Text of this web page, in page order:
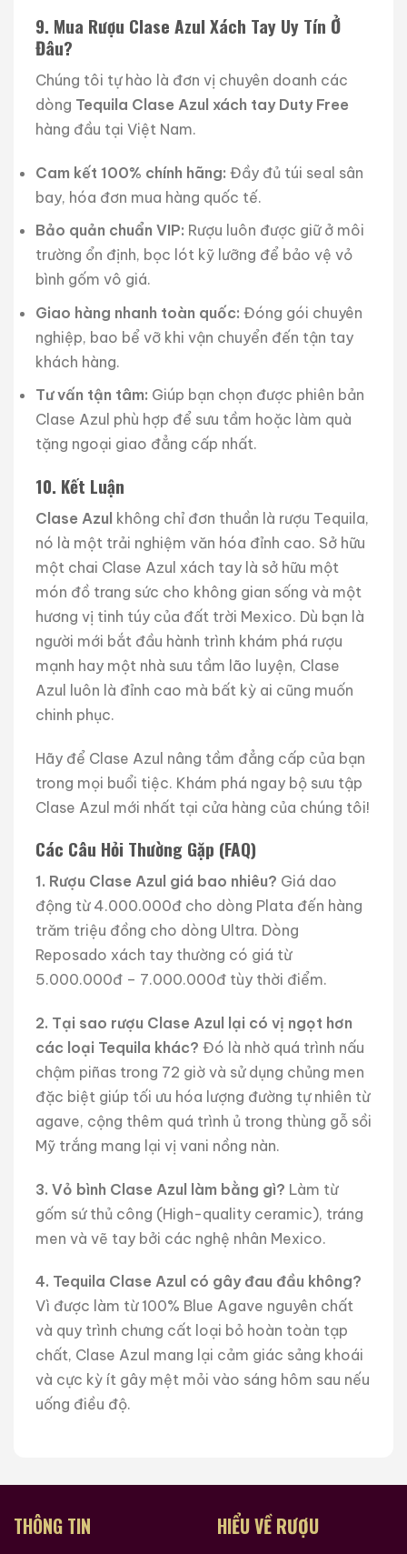
9. Mua Rượu Clase Azul Xách Tay Uy Tín Ở
Đâu?
Chúng tôi tự hào là đơn vị chuyên doanh các
dòng Tequila Clase Azul xách tay Duty Free
hàng đầu tại Việt Nam.
Cam kết 100% chính hãng: Đầy đủ túi seal sân
bay, hóa đơn mua hàng quốc tế.
Bảo quản chuẩn VIP: Rượu luôn được giữ ở môi
trường ổn định, bọc lót kỹ lưỡng để bảo vệ vỏ
bình gốm vô giá.
Giao hàng nhanh toàn quốc: Đóng gói chuyên
nghiệp, bao bể vỡ khi vận chuyển đến tận tay
khách hàng.
Tư vấn tận tâm: Giúp bạn chọn được phiên bản
Clase Azul phù hợp để sưu tầm hoặc làm quà
tặng ngoại giao đẳng cấp nhất.
10. Kết Luận
Clase Azul không chỉ đơn thuần là rượu Tequila,
nó là một trải nghiệm văn hóa đỉnh cao. Sở hữu
một chai Clase Azul xách tay là sở hữu một
món đồ trang sức cho không gian sống và một
hương vị tinh túy của đất trời Mexico. Dù bạn là
người mới bắt đầu hành trình khám phá rượu
mạnh hay một nhà sưu tầm lão luyện, Clase
Azul luôn là đỉnh cao mà bất kỳ ai cũng muốn
chinh phục.
Hãy để Clase Azul nâng tầm đẳng cấp của bạn
trong mọi buổi tiệc. Khám phá ngay bộ sưu tập
Clase Azul mới nhất tại cửa hàng của chúng tôi!
Các Câu Hỏi Thường Gặp (FAQ)
1. Rượu Clase Azul giá bao nhiêu? Giá dao
động từ 4.000.000đ cho dòng Plata đến hàng
trăm triệu đồng cho dòng Ultra. Dòng
Reposado xách tay thường có giá từ
5.000.000đ – 7.000.000đ tùy thời điểm.
2. Tại sao rượu Clase Azul lại có vị ngọt hơn
các loại Tequila khác? Đó là nhờ quá trình nấu
chậm piñas trong 72 giờ và sử dụng chủng men
đặc biệt giúp tối ưu hóa lượng đường tự nhiên từ
agave, cộng thêm quá trình ủ trong thùng gỗ sồi
Mỹ trắng mang lại vị vani nồng nàn.
3. Vỏ bình Clase Azul làm bằng gì? Làm từ
gốm sứ thủ công (High-quality ceramic), tráng
men và vẽ tay bởi các nghệ nhân Mexico.
4. Tequila Clase Azul có gây đau đầu không?
Vì được làm từ 100% Blue Agave nguyên chất
và quy trình chưng cất loại bỏ hoàn toàn tạp
chất, Clase Azul mang lại cảm giác sảng khoái
và cực kỳ ít gây mệt mỏi vào sáng hôm sau nếu
uống điều độ.
THÔNG TIN HIỂU VỀ RƯỢU